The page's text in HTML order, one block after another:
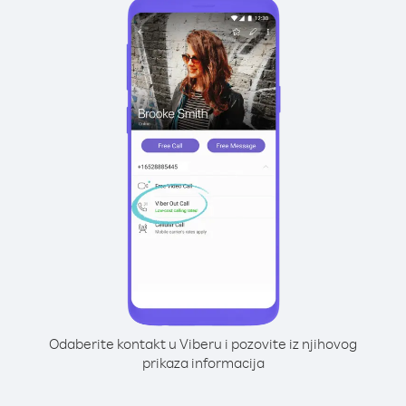
Odaberite kontakt u Viberu i pozovite iz njihovog
prikaza informacija